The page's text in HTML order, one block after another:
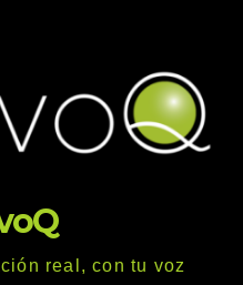
real, con tu voz